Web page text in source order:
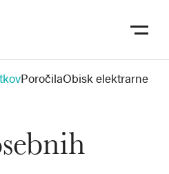
odpri
PoročilaObisk elektrarne